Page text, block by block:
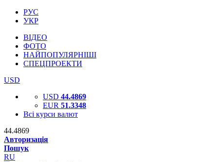
РУС
УКР
ВІДЕО
ФОТО
НАЙПОПУЛЯРНІШІ
СПЕЦПРОЕКТИ
USD
USD 44.4869
EUR 51.3348
Всі курси валют
44.4869
Авторизація
Пошук
RU